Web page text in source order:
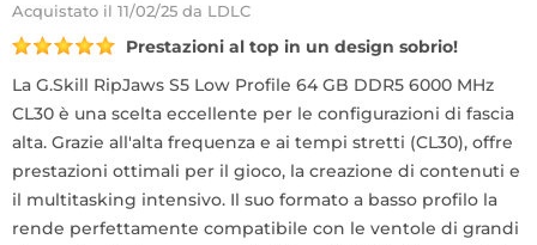
Acquistato il 11/02/25 da LDLC
Prestazioni al top in un design sobrio!
La G.Skill RipJaws S5 Low Profile 64 GB DDR5 6000 MHz
CL30 è una scelta eccellente per le configurazioni di fascia
alta. Grazie all'alta frequenza e ai tempi stretti (CL30), offre
prestazioni ottimali per il gioco, la creazione di contenuti e
il multitasking intensivo. Il suo formato a basso profilo la
rende perfettamente compatibile con le ventole di grandi